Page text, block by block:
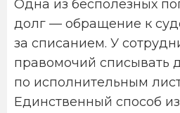
Одна из бесполезных
долг — обращение к
за списанием. У
правомочий списывать
по исполнительным
Единственный способ